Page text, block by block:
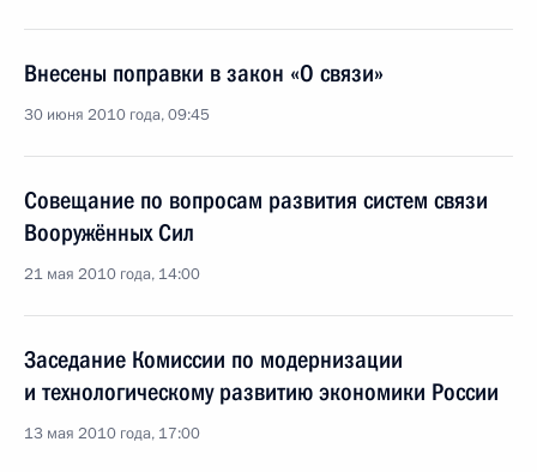
Внесены поправки в закон «О связи»
30 июня 2010 года, 09:45
Совещание по вопросам развития систем связи
Вооружённых Сил
21 мая 2010 года, 14:00
Заседание Комиссии по модернизации
и технологическому развитию экономики России
13 мая 2010 года, 17:00